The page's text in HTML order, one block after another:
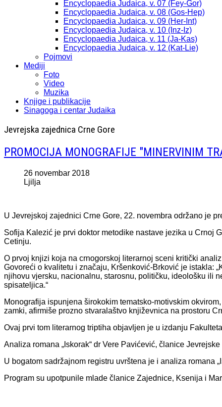
Encyclopaedia Judaica, v. 07 (Fey-Gor)
Encyclopaedia Judaica, v. 08 (Gos-Hep)
Encyclopaedia Judaica, v. 09 (Her-Int)
Encyclopaedia Judaica, v. 10 (Inz-Iz)
Encyclopaedia Judaica, v. 11 (Ja-Kas)
Encyclopaedia Judaica, v. 12 (Kat-Lie)
Pojmovi
Mediji
Foto
Video
Muzika
Knjige i publikacije
Sinagoga i centar Judaika
Jevrejska zajednica Crne Gore
PROMOCIJA MONOGRAFIJE "MINERVINIM
26 novembar 2018
Ljilja
U Jevrejskoj zajednici Crne Gore, 22. novembra održano je
Sofija Kalezić je prvi doktor metodike nastave jezika u Crnoj
Cetinju.
O prvoj knjizi koja na crnogorskoj literarnoj sceni kritički
Govoreći o kvalitetu i značaju, Kršenković-Brković je istakla:
njihovu vjersku, nacionalnu, starosnu, političku, ideološku ili
spisateljica.“
Monografija ispunjena širokokim tematsko-motivskim
zamki, afirmiše prozno stvaralaštvo književnica na prostoru
Ovaj prvi tom literarnog triptiha objavljen je u izdanju
Analiza romana „Iskorak“ dr Vere Pavićević, članice
U bogatom sadržajnom registru uvrštena je i analiza romana
Program su upotpunile mlade članice Zajednice, Ksenija i